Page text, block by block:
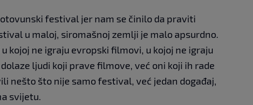
festival jer nam se činilo da praviti
u maloj, siromašnoj zemlji je malo apsurdno.
kojoj ne igraju evropski filmovi, u kojoj ne igraju
ljudi koji prave filmove, već oni koji ih rade
nešto što nije samo festival, već jedan događaj,
svijetu.